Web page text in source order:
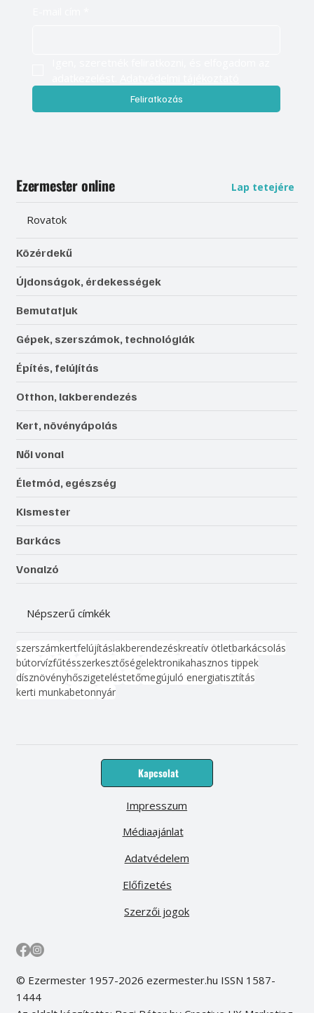
Feliratkozás
Ezermester online Lap tetejére
Rovatok
Közérdekű
Újdonságok, érdekességek
Bemutatjuk
Gépek, szerszámok, technológiák
Építés, felújítás
Otthon, lakberendezés
Kert, növényápolás
Női vonal
Életmód, egészség
Kismester
Barkács
Vonalzó
Népszerű címkék
szerszámkertfelújításlakberendezéskreatív ötletbarkácsolás
bútorvízfűtésszerkesztőségelektronikahasznos tippek
dísznövényhőszigeteléstetőmegújuló energiatisztítás
kerti munkabetonnyár
Kapcsolat
Médiaajánlat
Előfizetés
Impresszum
Adatvédelem
Szerzői jogok
© Ezermester 1957-2026 ezermester.hu ISSN 1587-
1444